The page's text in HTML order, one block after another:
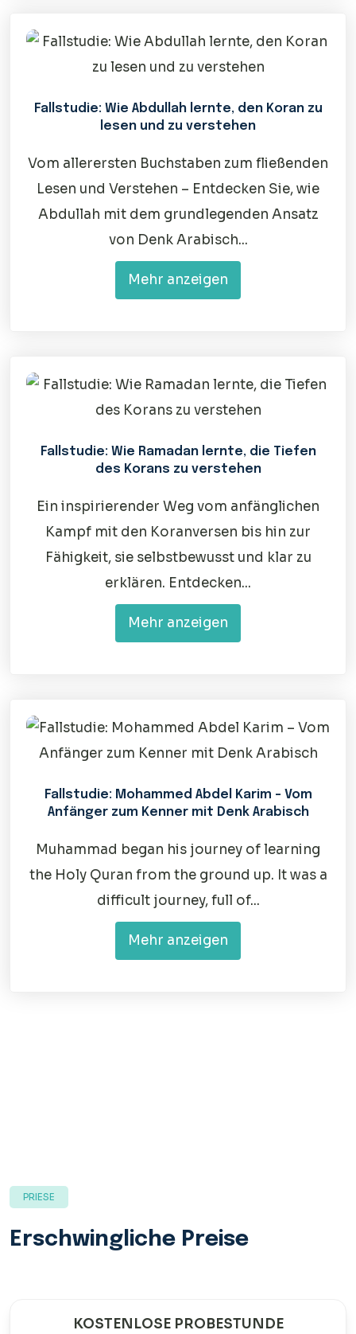
Fallstudie: Wie Abdullah lernte, den Koran zu
lesen und zu verstehen
Vom allerersten Buchstaben zum fließenden
Lesen und Verstehen – Entdecken Sie, wie
Abdullah mit dem grundlegenden Ansatz
von Denk Arabisch...
Mehr anzeigen
Fallstudie: Wie Ramadan lernte, die Tiefen
des Korans zu verstehen
Ein inspirierender Weg vom anfänglichen
Kampf mit den Koranversen bis hin zur
Fähigkeit, sie selbstbewusst und klar zu
erklären. Entdecken...
Mehr anzeigen
Fallstudie: Mohammed Abdel Karim – Vom
Anfänger zum Kenner mit Denk Arabisch
Muhammad began his journey of learning
the Holy Quran from the ground up. It was a
difficult journey, full of...
Mehr anzeigen
PRIESE
Erschwingliche Preise
KOSTENLOSE PROBESTUNDE